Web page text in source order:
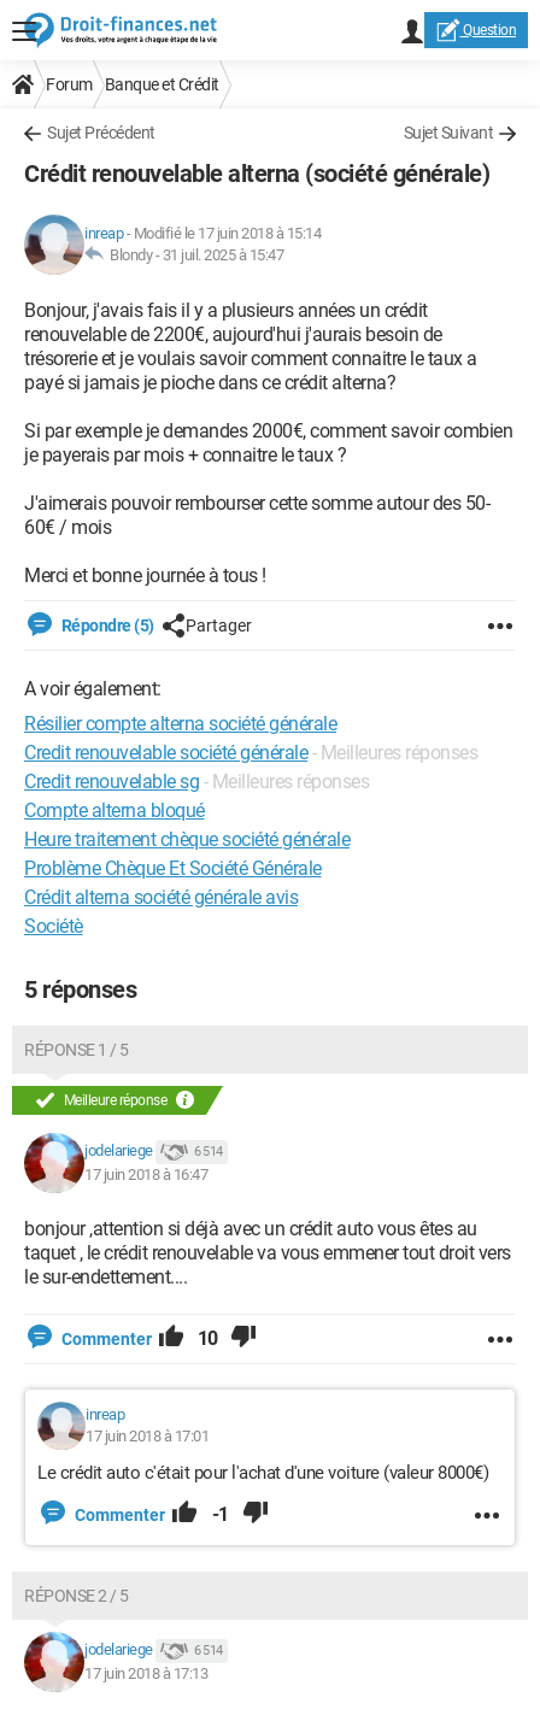
Question
Forum Banque et Crédit
Sujet Précédent Sujet Suivant
Crédit renouvelable alterna (société générale)
inreap- Modifié le 17 juin 2018 à 15:14
Blondy - 31 juil. 2025 à 15:47
Bonjour, j'avais fais il y a plusieurs années un crédit
renouvelable de 2200€, aujourd'hui j'aurais besoin de
trésorerie et je voulais savoir comment connaitre le taux a
payé si jamais je pioche dans ce crédit alterna?
Si par exemple je demandes 2000€, comment savoir combien
je payerais par mois + connaitre le taux ?
J'aimerais pouvoir rembourser cette somme autour des 50-
60€ / mois
Merci et bonne journée à tous !
Répondre (5) Partager
A voir également:
Résilier compte alterna société générale
Credit renouvelable société générale - Meilleures réponses
Credit renouvelable sg - Meilleures réponses
Compte alterna bloqué
Heure traitement chèque société générale
Problème Chèque Et Société Générale
Crédit alterna société générale avis
Sociétè
5 réponses
RÉPONSE 1 / 5
Meilleure réponse
jodelariege 6 514
17 juin 2018 à 16:47
bonjour ,attention si déjà avec un crédit auto vous êtes au
taquet , le crédit renouvelable va vous emmener tout droit vers
le sur-endettement....
Commenter 10
inreap
17 juin 2018 à 17:01
Le crédit auto c'était pour l'achat d'une voiture (valeur 8000€)
Commenter -1
RÉPONSE 2 / 5
jodelariege 6 514
17 juin 2018 à 17:13